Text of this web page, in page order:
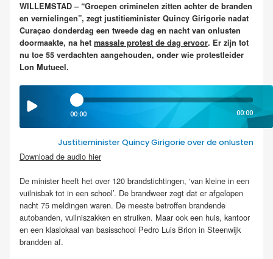
WILLEMSTAD – “Groepen criminelen zitten achter de branden
en vernielingen”, zegt justitieminister Quincy Girigorie nadat
Curaçao donderdag een tweede dag en nacht van onlusten
doormaakte, na het massale protest de dag ervoor. Er zijn tot
nu toe 55 verdachten aangehouden, onder wie protestleider
Lon Mutueel.
00:00 00:00
Justitieminister Quincy Girigorie over de onlusten
Download de audio hier
De minister heeft het over 120 brandstichtingen, ‘van kleine in een
vuilnisbak tot in een school’. De brandweer zegt dat er afgelopen
nacht 75 meldingen waren. De meeste betroffen brandende
autobanden, vuilniszakken en struiken. Maar ook een huis, kantoor
en een klaslokaal van basisschool Pedro Luis Brion in Steenwijk
brandden af.